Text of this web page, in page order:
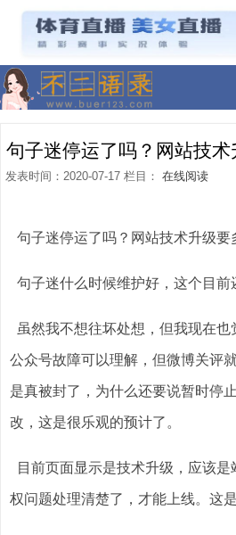
句子迷停运了吗？网站技术
发表时间：2020-07-17 栏目： 在线阅读
句子迷停运了吗？网站技术升级要
句子迷什么时候维护好，这个目前
虽然我不想往坏处想，但我现在也
公众号故障可以理解，但微博关评
是真被封了，为什么还要说暂时停
改，这是很乐观的预计了。
目前页面显示是技术升级，应该
权问题处理清楚了，才能上线。这